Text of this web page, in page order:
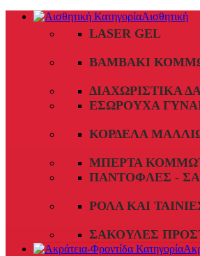
Αισθητική
LASER GEL
ΒΑΜΒΆΚΙ
ΔΙΑΧΩΡΙΣΤΙΚΆ
ΕΣΏΡΟΥΧΑ
ΚΟΡΔΈΛΑ
ΜΠΈΡΤΑ
ΠΑΝΤΌΦΛΕΣ -
ΡΟΛΆ ΚΑΙ
ΣΑΚΟΎΛΕΣ